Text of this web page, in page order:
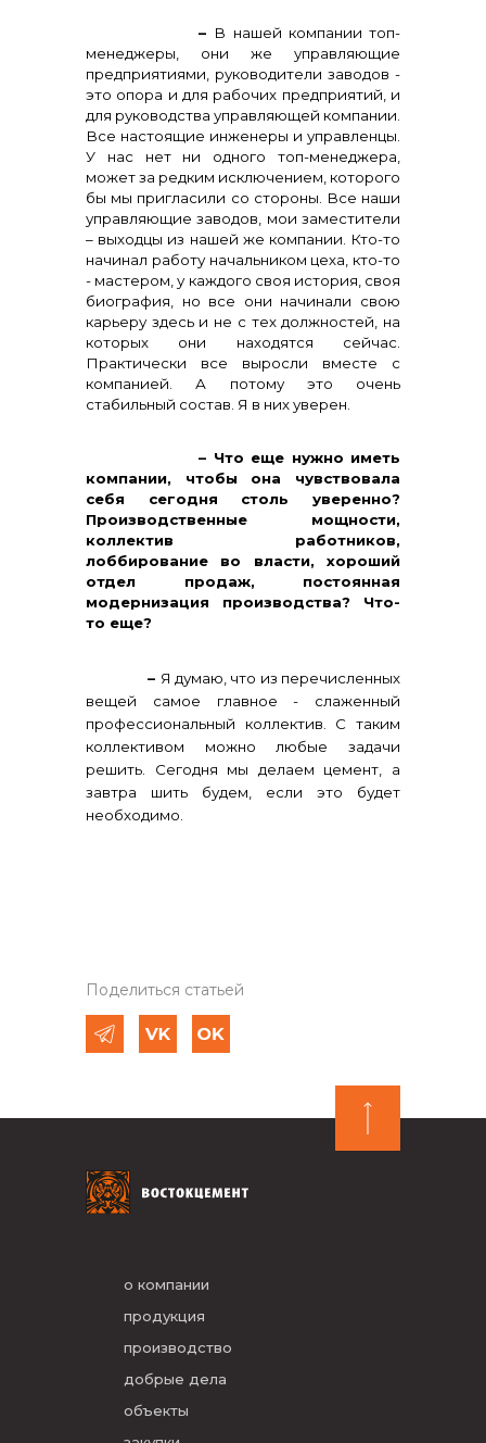
– В нашей компании топ-
менеджеры, они же управляющие
предприятиями, руководители заводов -
это опора и для рабочих предприятий, и
для руководства управляющей компании.
Все настоящие инженеры и управленцы.
У нас нет ни одного топ-менеджера,
может за редким исключением, которого
бы мы пригласили со стороны. Все наши
управляющие заводов, мои заместители
– выходцы из нашей же компании. Кто-то
начинал работу начальником цеха, кто-то
- мастером, у каждого своя история, своя
биография, но все они начинали свою
карьеру здесь и не с тех должностей, на
которых они находятся сейчас.
Практически все выросли вместе с
компанией. А потому это очень
стабильный состав. Я в них уверен.
– Что еще нужно иметь
компании, чтобы она чувствовала
себя сегодня столь уверенно?
Производственные мощности,
коллектив работников,
лоббирование во власти, хороший
отдел продаж, постоянная
модернизация производства? Что-
то еще?
– Я думаю, что из перечисленных
вещей самое главное - слаженный
профессиональный коллектив. С таким
коллективом можно любые задачи
решить. Сегодня мы делаем цемент, а
завтра шить будем, если это будет
необходимо.
Поделиться статьей
о компании
продукция
производство
добрые дела
объекты